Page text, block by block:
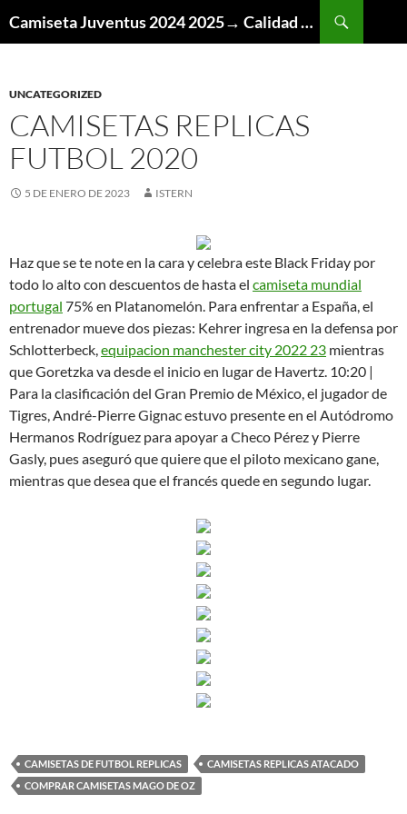
Camiseta Juventus 2024 2025→ Calidad Thai AAA
UNCATEGORIZED
CAMISETAS REPLICAS
FUTBOL 2020
5 DE ENERO DE 2023 ISTERN
Haz que se te note en la cara y celebra este Black Friday por
todo lo alto con descuentos de hasta el camiseta mundial
portugal 75% en Platanomelón. Para enfrentar a España, el
entrenador mueve dos piezas: Kehrer ingresa en la defensa por
Schlotterbeck,equipacion manchester city 2022 23 mientras
que Goretzka va desde el inicio en lugar de Havertz. 10:20 |
Para la clasificación del Gran Premio de México, el jugador de
Tigres, André-Pierre Gignac estuvo presente en el Autódromo
Hermanos Rodríguez para apoyar a Checo Pérez y Pierre
Gasly, pues aseguró que quiere que el piloto mexicano gane,
mientras que desea que el francés quede en segundo lugar.
CAMISETAS DE FUTBOL REPLICAS
CAMISETAS REPLICAS ATACADO
COMPRAR CAMISETAS MAGO DE OZ